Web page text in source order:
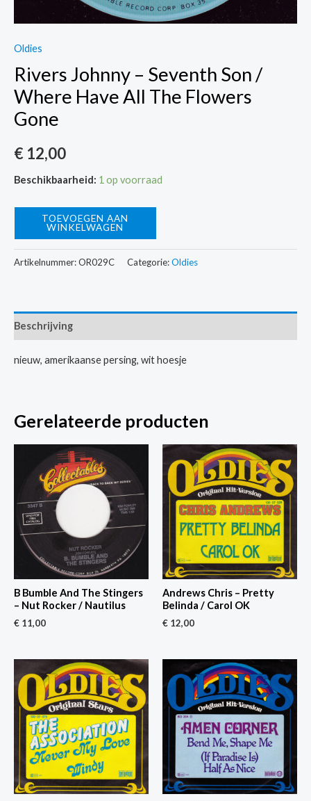
Oldies
Rivers Johnny – Seventh Son /
Where Have All The Flowers
Gone
€ 12,00
Beschikbaarheid: 1 op voorraad
-
/
Where
All
Gone
TOEVOEGEN AAN
WINKELWAGEN
Artikelnummer:OR029C Categorie:Oldies
Beschrijving
nieuw, amerikaanse persing, wit hoesje
Gerelateerde producten
B Bumble And The Stingers
– Nut Rocker / Nautilus
€ 11,00
Andrews Chris – Pretty
Belinda / Carol OK
€ 12,00